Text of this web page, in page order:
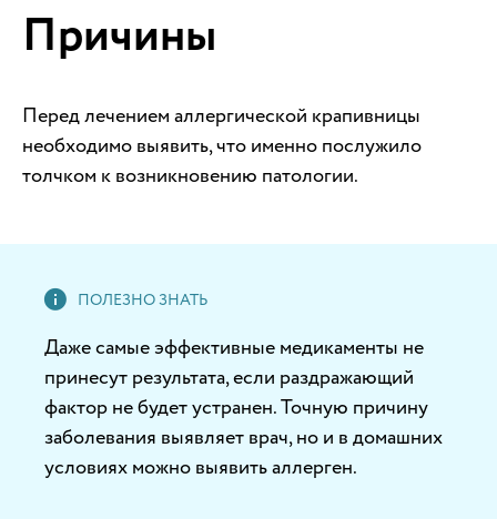
Причины
Перед лечением аллергической крапивницы
необходимо выявить, что именно послужило
толчком к возникновению патологии.
Даже самые эффективные медикаменты не
принесут результата, если раздражающий
фактор не будет устранен. Точную причину
заболевания выявляет врач, но и в домашних
условиях можно выявить аллерген.